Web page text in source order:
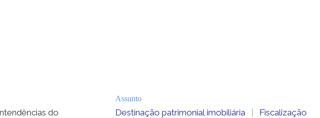
do
Assunto
Destinação patrimonial imobiliária |
Fiscalização